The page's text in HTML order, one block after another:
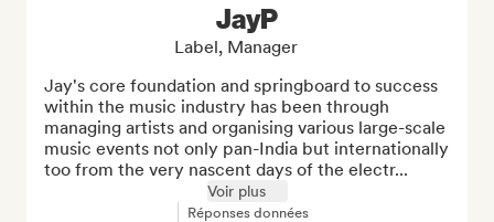
JayP
Label, Manager
Jay's core foundation and springboard to success
within the music industry has been through
managing artists and organising various large-scale
music events not only pan-India but internationally
too from the very nascent days of the electr...
Voir plus
Réponses données